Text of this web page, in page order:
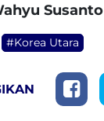
Susanto
#Korea Utara